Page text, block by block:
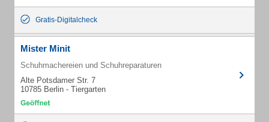
Gratis-Digitalcheck
Mister Minit
Schuhmachereien und Schuhreparaturen
Alte Potsdamer Str. 7
10785 Berlin - Tiergarten